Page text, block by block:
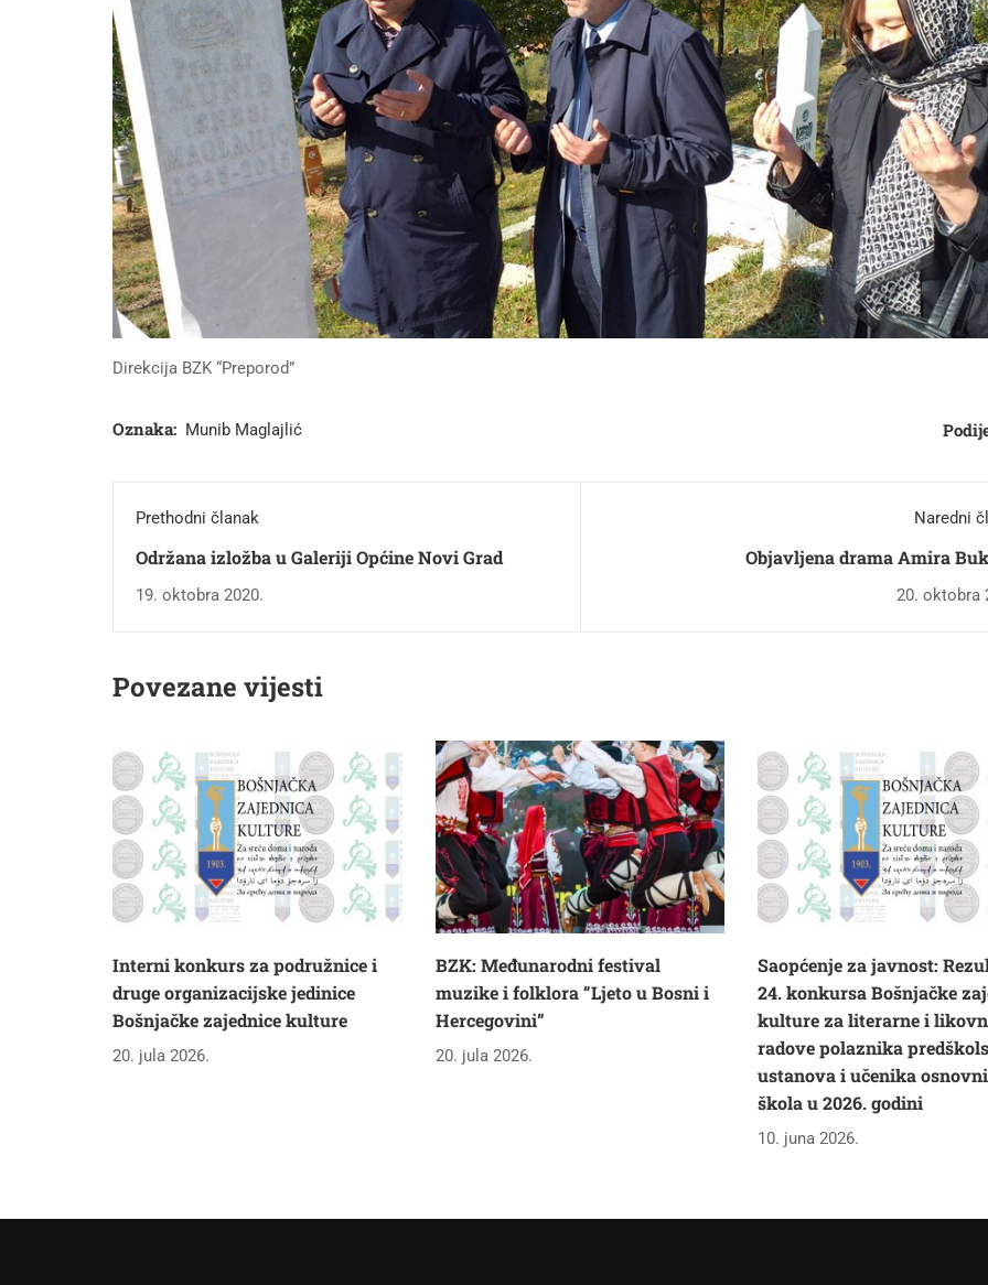
Direkcija BZK “Preporod”
Oznaka: Munib Maglajlić
Prethodni članak
Održana izložba u Galeriji Općine Novi Grad
19. oktobra 2020.
Naredni
Objavljena drama Amira
20. oktobra
Povezane vijesti
Interni konkurs za podružnice i
druge organizacijske jedinice
Bošnjačke zajednice kulture
20. jula 2026.
BZK: Međunarodni festival
muzike i folklora “Ljeto u Bosni i
Hercegovini”
20. jula 2026.
Saopćenje za javnost:
24. konkursa Bošnjačke
kulture za literarne i
radove polaznika
ustanova i učenika
škola u 2026. godini
10. juna 2026.